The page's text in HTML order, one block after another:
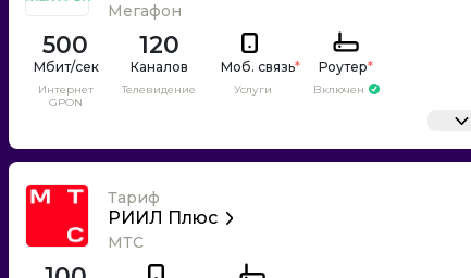
Мегафон
500
Интернет
GPON
120
Каналов
Телевидение
Моб. связь*
Услуги
Роутер*
Включен
Тариф
РИИЛ Плюс
МТС